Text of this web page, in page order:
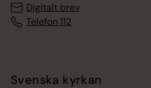
Digitalt brev
Telefon 112
Svenska kyrkan